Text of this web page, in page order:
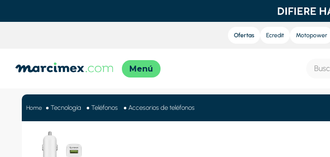
Ofertas Ecredit Motopower
Tecnología Teléfonos Accesorios de teléfonos
2.
moto